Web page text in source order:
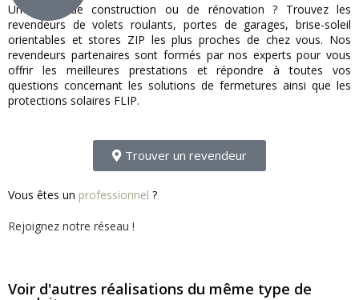
Un projet de construction ou de rénovation ? Trouvez les
revendeurs de volets roulants, portes de garages, brise-soleil
orientables et stores ZIP les plus proches de chez vous. Nos
revendeurs partenaires sont formés par nos experts pour vous
offrir les meilleures prestations et répondre à toutes vos
questions concernant les solutions de fermetures ainsi que les
protections solaires FLIP.
Trouver un revendeur
Vous êtes un professionnel ?
Rejoignez notre réseau !
Voir d'autres réalisations du même type de